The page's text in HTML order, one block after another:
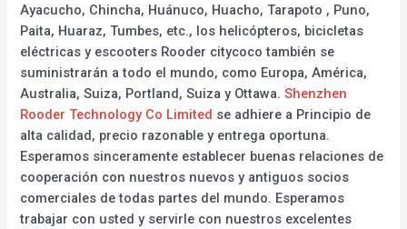
Ayacucho, Chincha, Huánuco, Huacho, Tarapoto , Puno,
Paita, Huaraz, Tumbes, etc., los helicópteros, bicicletas
eléctricas y escooters Rooder citycoco también se
suministrarán a todo el mundo, como Europa, América,
Australia, Suiza, Portland, Suiza y Ottawa.Shenzhen
Rooder Technology Co Limited se adhiere a Principio de
alta calidad, precio razonable y entrega oportuna.
Esperamos sinceramente establecer buenas relaciones de
cooperación con nuestros nuevos y antiguos socios
comerciales de todas partes del mundo. Esperamos
trabajar con usted y servirle con nuestros excelentes